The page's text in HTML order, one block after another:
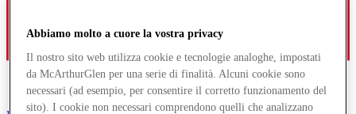
Abbiamo molto a cuore la vostra privacy
Il nostro sito web utilizza cookie e tecnologie analoghe, impostati
da McArthurGlen per una serie di finalità. Alcuni cookie sono
necessari (ad esempio, per consentire il corretto funzionamento del
sito). I cookie non necessari comprendono quelli che analizzano